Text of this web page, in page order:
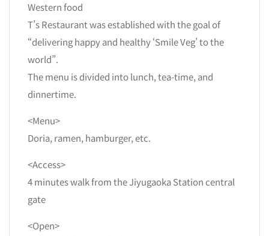
Western food
T’s Restaurant was established with the goal of
“delivering happy and healthy ‘Smile Veg’ to the
world”.
The menu is divided into lunch, tea-time, and
dinnertime.
<Menu>
Doria, ramen, hamburger, etc.
<Access>
4 minutes walk from the Jiyugaoka Station central
gate
<Open>